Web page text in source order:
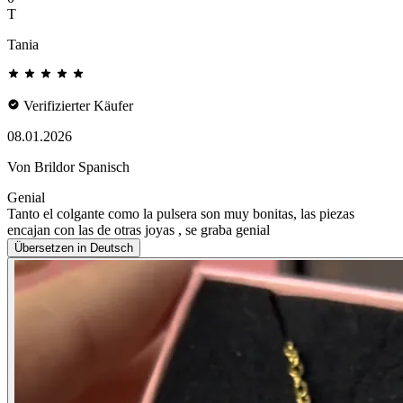
T
Tania
Verifizierter Käufer
08.01.2026
Von Brildor Spanisch
Genial
Tanto el colgante como la pulsera son muy bonitas, las piezas
encajan con las de otras joyas , se graba genial
Übersetzen in Deutsch